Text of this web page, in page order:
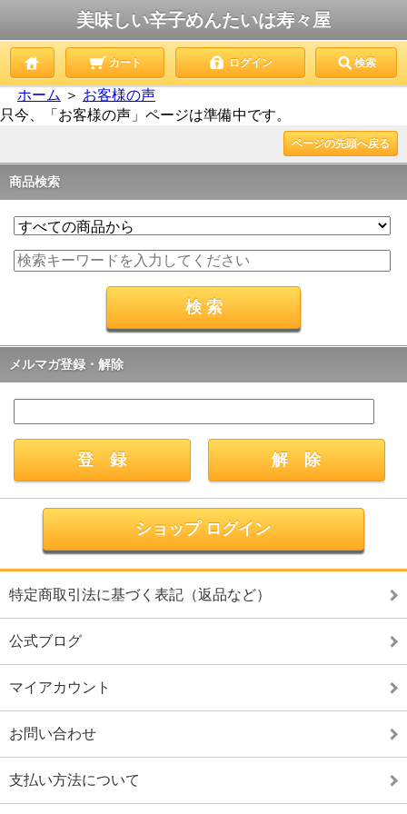
美味しい辛子めんたいは寿々屋
カート ログイン 検索
ホーム ＞ お客様の声
只今、「お客様の声」ページは準備中です。
ページの先頭へ戻る
商品検索
メルマガ登録・解除
ショップ ログイン
特定商取引法に基づく表記（返品など）
公式ブログ
マイアカウント
お問い合わせ
支払い方法について